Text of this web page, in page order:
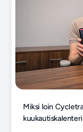
Miksi loin